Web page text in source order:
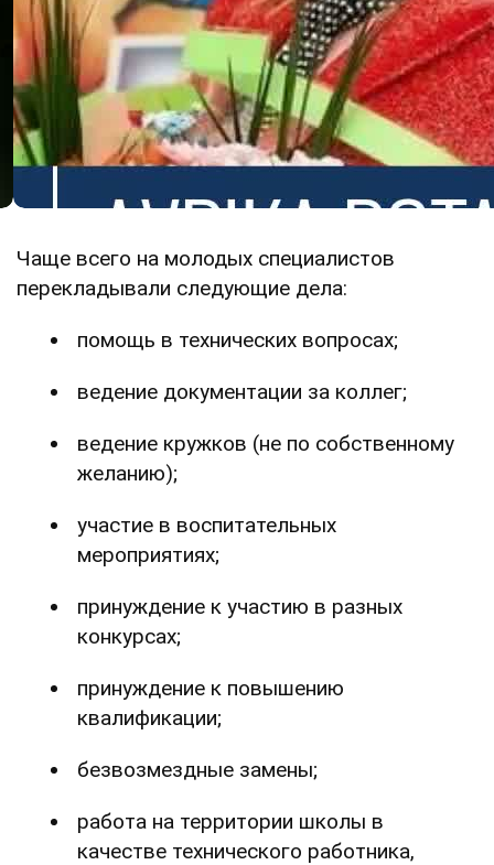
Чаще всего на молодых специалистов
перекладывали следующие дела:
помощь в технических вопросах;
ведение документации за коллег;
ведение кружков (не по собственному
желанию);
участие в воспитательных
мероприятиях;
принуждение к участию в разных
конкурсах;
принуждение к повышению
квалификации;
безвозмездные замены;
работа на территории школы в
качестве технического работника,